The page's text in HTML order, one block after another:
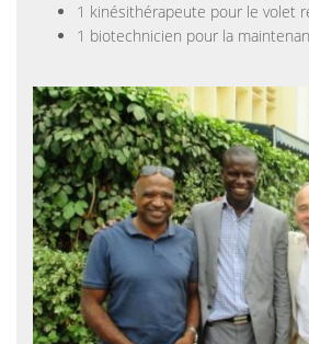
1 kinésithérapeute pour le volet
1 biotechnicien pour la